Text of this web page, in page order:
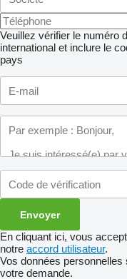
Veuillez vérifier le numéro
international et inclure le
pays
En cliquant ici, vous
notre accord utilisateur.
Vos données
votre demande.